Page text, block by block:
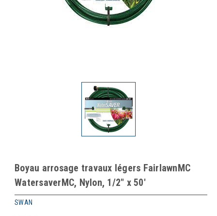
Boyau arrosage travaux légers FairlawnMC
WatersaverMC, Nylon, 1/2" x 50'
SWAN